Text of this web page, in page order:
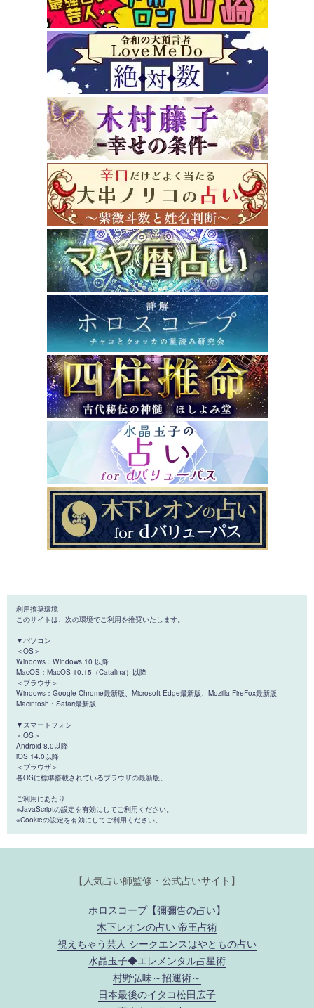
利用推奨環境
このサイトは、次の環境でご利用を推奨いたします。
▼パソコン
＜OS＞
Windows：Windows 10 以降
MacOS：MacOS 10.15（Catalina）以降
＜ブラウザ＞
Windows：Google Chrome最新版、Microsoft Edge最新版、Mozilla FireFox最新版
Macintosh：Safari最新版
▼スマートフォン
＜OS＞
Android 8.0以降
iOS 14.0以降
＜ブラウザ＞
各OSに標準搭載されているブラウザの最新版。
ご利用にあたり
※JavaScriptの設定を有効にしてご利用ください。
※Cookieの設定を有効にしてご利用ください。
【人気占い師監修・公式占いサイト】
ホロスコープ【彌彌告の占い】
木下レオンの占い 帝王占術
視えちゃう芸人 シークエンスはやともの占い
水晶玉子◆エレメンタル占星術
村野弘味～招運術～
日本最後のイタコ松田広子